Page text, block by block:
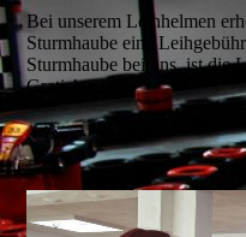
Bei unserem Leihhelmen
Sturmhaube eine
Sturmhaube bei uns, ist die
Gratis!